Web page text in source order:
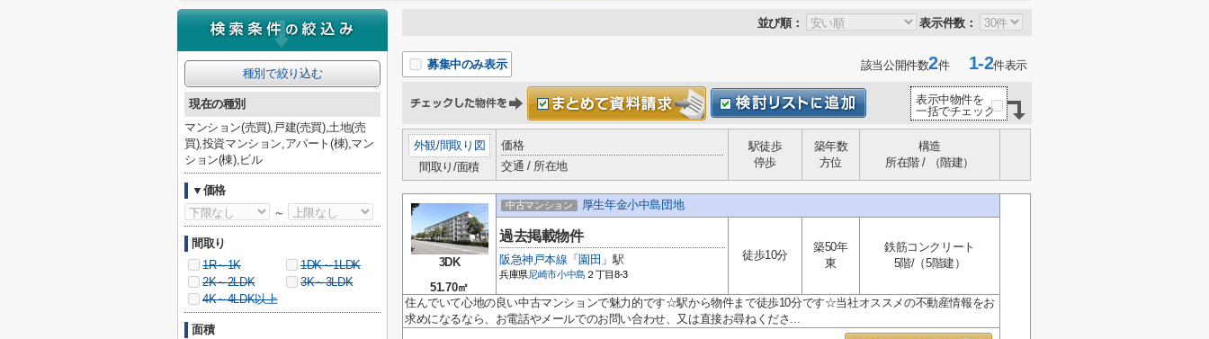
並び順： 表示件数：
募集中のみ表示 該当公開件数2件1-2件表示
表示中物件を
一括でチェック
外観/間取り図
間取り/面積
価格
交通 / 所在地
駅徒歩
停歩
築年数
方位
構造
所在階 / （階建）
3DK
51.70㎡
中古マンション 厚生年金小中島団地
過去掲載物件
阪急神戸本線 「 園田 」駅
兵庫県尼崎市小中島 ２丁目8-3
徒歩10分
築50年
東
鉄筋コンクリート
5階/（5階建）
住んでいて心地の良い中古マンションで魅力的です☆駅から物件まで徒歩10分です☆当社オススメの不動産情報をお
求めになるなら、お電話やメールでのお問い合わせ、又は直接お尋ねくださ...
種別で絞り込む
現在の種別
マンション(売買),戸建(売買),土地(売
買),投資マンション,アパート(棟),マン
ション(棟),ビル
▼価格
～
間取り
1R～1K
1DK～1LDK
2K～2LDK
3K～3LDK
4K～4LDK以上
面積